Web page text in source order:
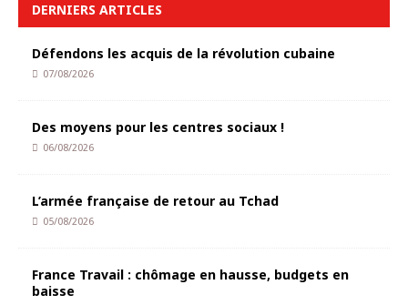
DERNIERS ARTICLES
Défendons les acquis de la révolution cubaine
07/08/2026
Des moyens pour les centres sociaux !
06/08/2026
L’armée française de retour au Tchad
05/08/2026
France Travail : chômage en hausse, budgets en
baisse